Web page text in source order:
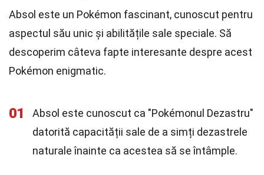
Absol este un Pokémon fascinant, cunoscut pentru
aspectul său unic și abilitățile sale speciale. Să
descoperim câteva fapte interesante despre acest
Pokémon enigmatic.
01
Absol este cunoscut ca "Pokémonul Dezastru"
datorită capacității sale de a simți dezastrele
naturale înainte ca acestea să se întâmple.